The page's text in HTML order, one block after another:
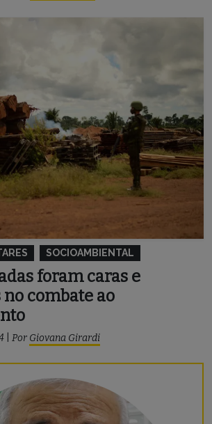
SOCIOAMBIENTAL
foram caras e
combate ao
Por Giovana Girardi